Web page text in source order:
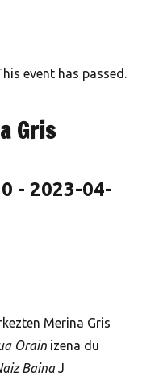
event has passed.
Gris
- 2023-04-
Merina Gris
Orain izena du
BainaJ